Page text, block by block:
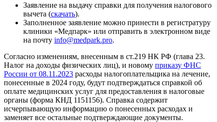
Заявление на выдачу справки для получения налогового
вычета (скачать).
Заполненное заявление можно принести в регистратуру
клиники «Медпарк» или отправить в электронном виде
на почту info@medpark.pro.
Согласно изменениям, внесенным в ст.219 НК РФ (глава 23.
Налог на доходы физических лиц), и новому приказу ФНС
России от 08.11.2023 расходы налогоплательщика на лечение,
понесенные в 2024 году, будут подтверждаться справкой об
оплате медицинских услуг для предоставления в налоговые
органы (форма КНД 1151156). Справка содержит
исчерпывающую информацию о понесенных расходах и
заменяет все остальные подтверждающие документы.